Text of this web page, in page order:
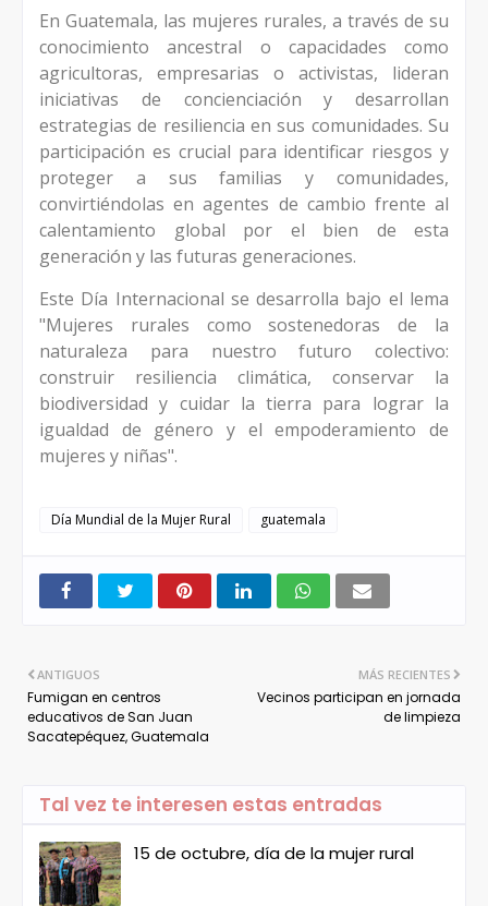
En Guatemala, las mujeres rurales, a través de su
conocimiento ancestral o capacidades como
agricultoras, empresarias o activistas, lideran
iniciativas de concienciación y desarrollan
estrategias de resiliencia en sus comunidades. Su
participación es crucial para identificar riesgos y
proteger a sus familias y comunidades,
convirtiéndolas en agentes de cambio frente al
calentamiento global por el bien de esta
generación y las futuras generaciones.
Este Día Internacional se desarrolla bajo el lema
"Mujeres rurales como sostenedoras de la
naturaleza para nuestro futuro colectivo:
construir resiliencia climática, conservar la
biodiversidad y cuidar la tierra para lograr la
igualdad de género y el empoderamiento de
mujeres y niñas".
Día Mundial de la Mujer Rural guatemala
MÁS RECIENTES
Vecinos participan en jornada
de limpieza
ANTIGUOS
Fumigan en centros
educativos de San Juan
Sacatepéquez, Guatemala
Tal vez te interesen estas entradas
15 de octubre, día de la mujer rural